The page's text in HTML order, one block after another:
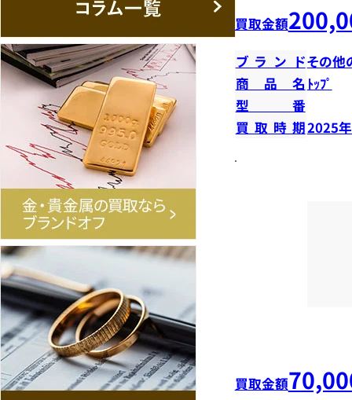
買取金額
ブランドその他
商品名 ﾄｯﾌﾟ
型番
買取時期2025
買取金額